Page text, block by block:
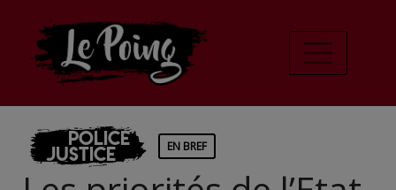
Police
Justice EN BREF